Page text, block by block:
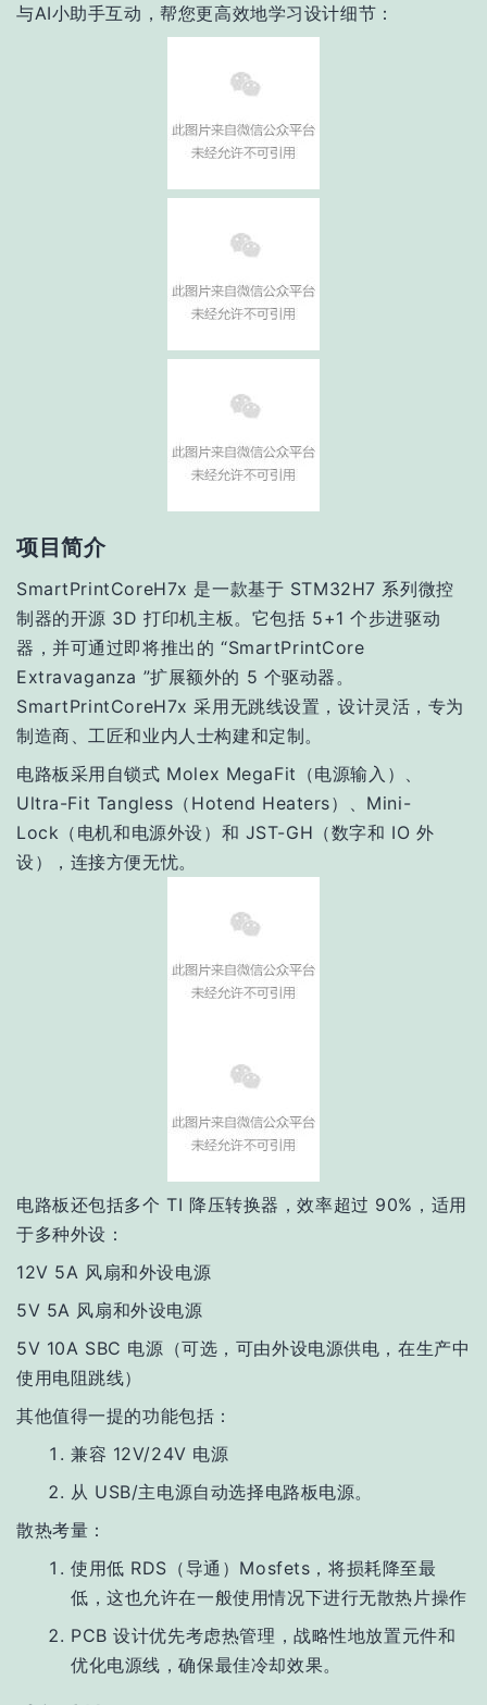
与AI小助手互动，帮您更高效地学习设计细节：
项目简介
SmartPrintCoreH7x 是一款基于 STM32H7 系列微控
制器的开源 3D 打印机主板。它包括 5+1 个步进驱动
器，并可通过即将推出的 “SmartPrintCore
Extravaganza ”扩展额外的 5 个驱动器。
SmartPrintCoreH7x 采用无跳线设置，设计灵活，专为
制造商、工匠和业内人士构建和定制。
电路板采用自锁式 Molex MegaFit（电源输入）、
Ultra-Fit Tangless（Hotend Heaters）、Mini-
Lock（电机和电源外设）和 JST-GH（数字和 IO 外
设），连接方便无忧。
电路板还包括多个 TI 降压转换器，效率超过 90%，适用
于多种外设：
12V 5A 风扇和外设电源
5V 5A 风扇和外设电源
5V 10A SBC 电源（可选，可由外设电源供电，在生产中
使用电阻跳线）
其他值得一提的功能包括：
兼容 12V/24V 电源
从 USB/主电源自动选择电路板电源。
散热考量：
使用低 RDS（导通）Mosfets，将损耗降至最
低，这也允许在一般使用情况下进行无散热片操作
PCB 设计优先考虑热管理，战略性地放置元件和
优化电源线，确保最佳冷却效果。